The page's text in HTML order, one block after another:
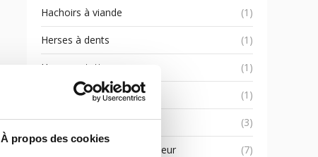
À propos des cookies
Hachoirs à viande (1)
Herses à dents (1)
Herses rotatives (1)
Machines à pâtes (1)
Machines agricoles (3)
Machines agricoles à tracteur (7)